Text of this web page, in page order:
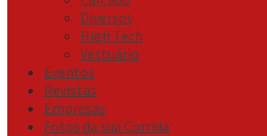
Diversos
High Tech
Vestuário
Eventos
Revistas
Empresas
Fotos da sua Corrida